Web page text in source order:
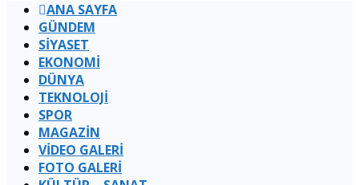
ANA SAYFA
GÜNDEM
SİYASET
EKONOMİ
DÜNYA
TEKNOLOJİ
SPOR
MAGAZİN
VİDEO GALERİ
FOTO GALERİ